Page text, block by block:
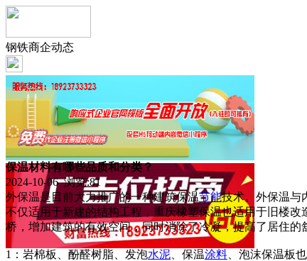
钢铁商企动态
保温材料有哪些品质和分类？
2024-10-06 浏览:81
外保温是目前大力推广的一种建筑保温节能技术。外保温与
不仅适用于新建的结构工程，重庆橡塑保温也适用于旧楼
桥，增加建筑的有效空间，同时消除了冷凝，提高了居住的
1：岩棉板、酚醛树脂、发泡水泥 、保温涂料 、泡沫保温板